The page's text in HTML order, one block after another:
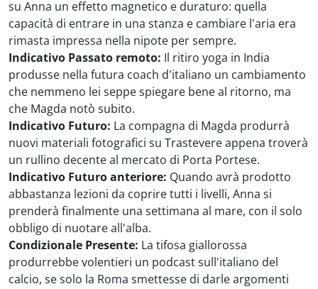
su Anna un effetto magnetico e duraturo: quella
capacità di entrare in una stanza e cambiare l'aria era
rimasta impressa nella nipote per sempre.
Indicativo Passato remoto: Il ritiro yoga in India
produsse nella futura coach d'italiano un cambiamento
che nemmeno lei seppe spiegare bene al ritorno, ma
che Magda notò subito.
Indicativo Futuro: La compagna di Magda produrrà
nuovi materiali fotografici su Trastevere appena troverà
un rullino decente al mercato di Porta Portese.
Indicativo Futuro anteriore: Quando avrà prodotto
abbastanza lezioni da coprire tutti i livelli, Anna si
prenderà finalmente una settimana al mare, con il solo
obbligo di nuotare all'alba.
Condizionale Presente: La tifosa giallorossa
produrrebbe volentieri un podcast sull'italiano del
calcio, se solo la Roma smettesse di darle argomenti